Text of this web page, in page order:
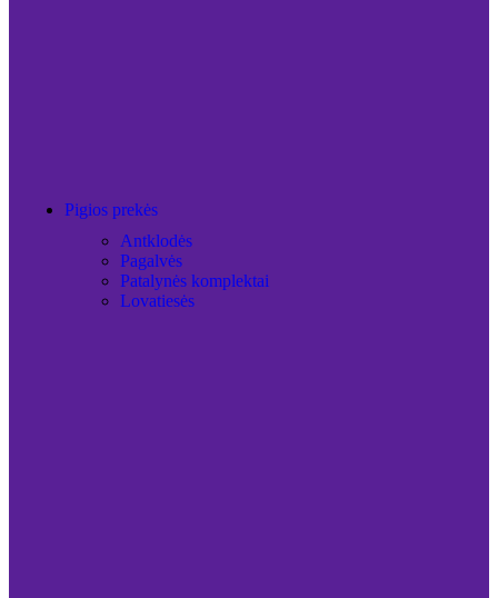
Pigios prekės
Antklodės
Pagalvės
Patalynės komplektai
Lovatiesės